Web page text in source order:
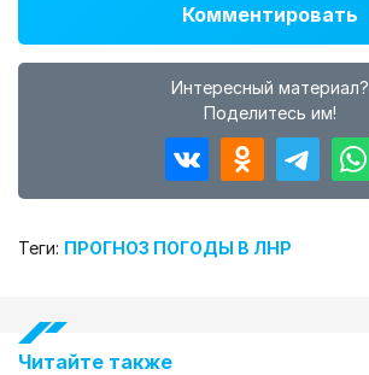
Комментировать
Интересный материал?
Поделитесь им!
Теги: ПРОГНОЗ ПОГОДЫ В ЛНР
Читайте также